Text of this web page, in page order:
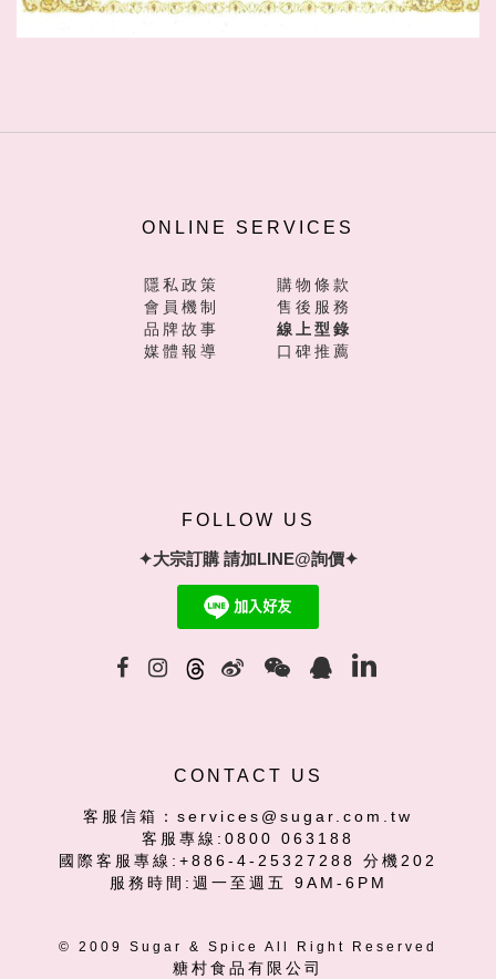
ONLINE SERVICES
隱私政策
購物條款
會員機制
售後服務
品牌故事
線上型錄
媒體報導
口碑推薦
FOLLOW US
✦大宗訂購 請加LINE@詢價✦
CONTACT US
客服信箱：services@sugar.com.tw
客服專線:0800 063188
國際客服專線:+886-4-25327288 分機202
服務時間:週一至週五 9AM-6PM
© 2009 Sugar & Spice All Right Reserved
糖村食品有限公司